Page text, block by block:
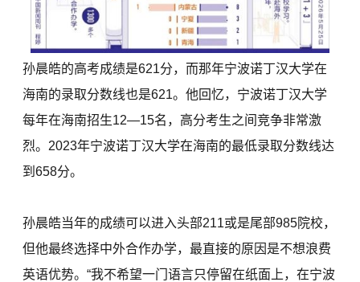
孙晨皓的高考成绩是621分，而那年宁波诺丁汉大学在
海南的录取分数线也是621。他回忆，宁波诺丁汉大学
每年在海南招生12—15名，高分考生之间竞争非常激
烈。2023年宁波诺丁汉大学在海南的最低录取分数线达
到658分。
孙晨皓当年的成绩可以进入头部211或是尾部985院校，
但他最终选择中外合作办学，最直接的原因是不想浪费
英语优势。“我不希望一门语言只停留在纸面上，在宁波